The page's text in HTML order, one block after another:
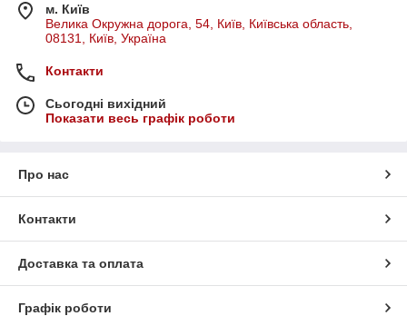
м. Київ
Велика Окружна дорога, 54, Київ, Київська область,
08131, Київ, Україна
Контакти
Сьогодні вихідний
Показати весь графік роботи
Про нас
Контакти
Доставка та оплата
Графік роботи